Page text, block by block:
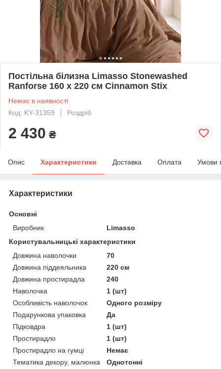
Постільна білизна Limasso Stonewashed
Ranforse 160 х 220 см Cinnamon Stix
Немає в наявності
Код: KY-31359
Роздріб
2 430 ₴
Опис Характеристики Доставка Оплата Умови
Характеристики
Основні
Виробник
Limasso
Користувальницькі характеристики
Довжина наволочки
70
Довжина піддеяльника
220 см
Довжина простирадла
240
Наволочка
1 (шт)
Особливість наволочок
Одного розміру
Подарункова упаковка
Да
Підковдра
1 (шт)
Простирадло
1 (шт)
Простирадло на гумці
Немає
Тематика декору, малюнка
Однотонні